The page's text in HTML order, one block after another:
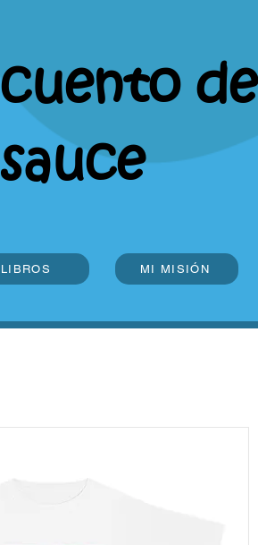
cuento de
sauce
LIBROS MI MISIÓN